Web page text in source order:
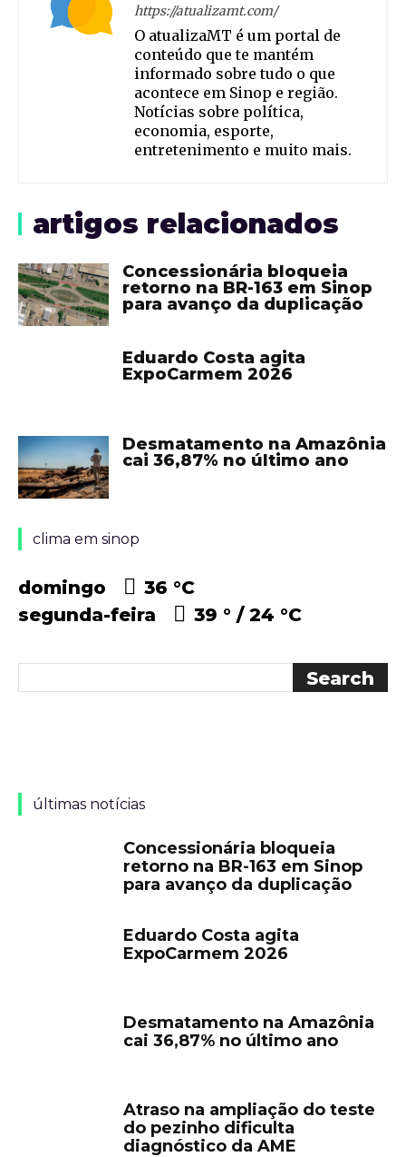
https://atualizamt.com/
O atualizaMT é um portal de
conteúdo que te mantém
informado sobre tudo o que
acontece em Sinop e região.
Notícias sobre política,
economia, esporte,
entretenimento e muito mais.
artigos relacionados
Concessionária bloqueia
retorno na BR-163 em Sinop
para avanço da duplicação
Eduardo Costa agita
ExpoCarmem 2026
Desmatamento na Amazônia
cai 36,87% no último ano
clima em sinop
domingo 36 °C
segunda-feira
39 ° 24 °C
últimas notícias
Concessionária bloqueia
retorno na BR-163 em Sinop
para avanço da duplicação
Eduardo Costa agita
ExpoCarmem 2026
Desmatamento na Amazônia
cai 36,87% no último ano
Atraso na ampliação do teste
do pezinho dificulta
diagnóstico da AME